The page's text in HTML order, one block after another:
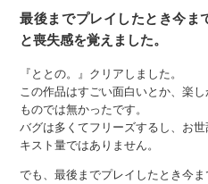
最後までプレイしたとき今ま
と喪失感を覚えました。
『ととの。』クリアしました。
この作品はすごい面白いとか、楽
ものでは無かったです。
バグは多くてフリーズするし、お
キスト量ではありません。
でも、最後までプレイしたとき今